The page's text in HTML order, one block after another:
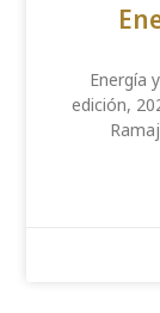
Energía
edición,